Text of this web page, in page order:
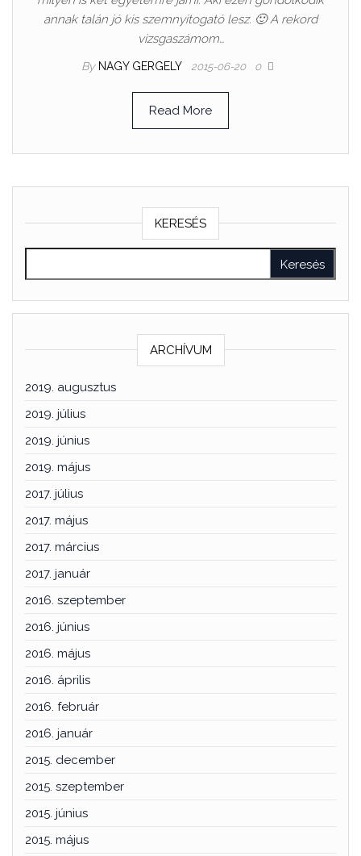
annak talán jó kis szemnyitogató lesz. 🙂 A rekord
vizsgaszámom…
By NAGY GERGELY 2015-06-20 0
Read More
KERESÉS
ARCHÍVUM
2019. augusztus
2019. július
2019. június
2019. május
2017. július
2017. május
2017. március
2017. január
2016. szeptember
2016. június
2016. május
2016. április
2016. február
2016. január
2015. december
2015. szeptember
2015. június
2015. május